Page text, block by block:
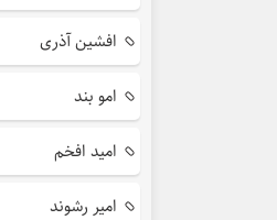
افشین آذری
امو بند
امید افخم
امیر رشوند